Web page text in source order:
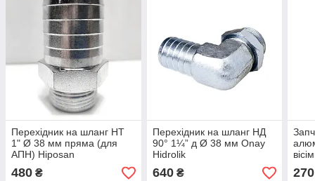
Перехідник на шланг НТ
1" Ø 38 мм пряма (для
АПН) Hiposan
480 ₴
Перехідник на шланг НД
90° 1¼” д Ø 38 мм Onay
Hidrolik
640₴ 270